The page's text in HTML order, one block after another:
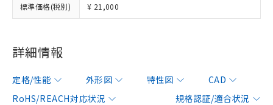
標準価格(税別) ¥ 21,000
詳細情報
定格/性能 外形図 特性図
CAD
RoHS/REACH対応状況
規格認証/適合状況